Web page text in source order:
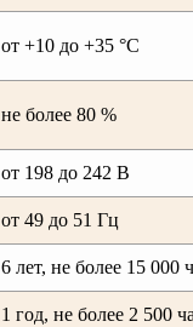
от +10 до +35 °C
не более 80 %
от 198 до 242 В
от 49 до 51 Гц
6 лет, не более 15 000
1 год, не более 2 500